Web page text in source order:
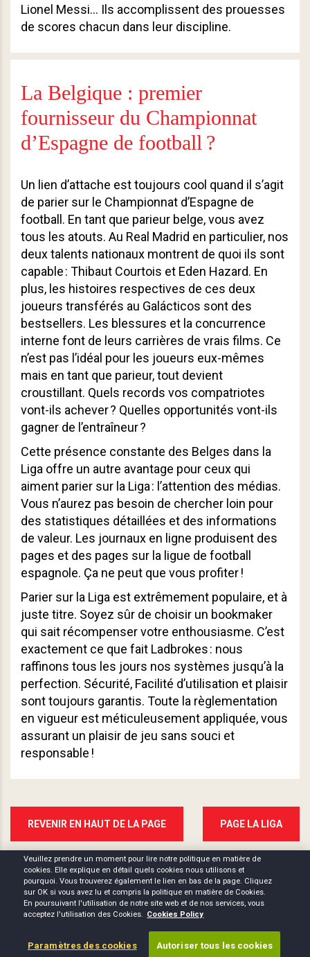
Lionel Messi… Ils accomplissent des prouesses
de scores chacun dans leur discipline.
La Belgique : premier
fournisseur du Championnat
d’Espagne de football ?
Un lien d’attache est toujours cool quand il s’agit
de parier sur le Championnat d’Espagne de
football. En tant que parieur belge, vous avez
tous les atouts. Au Real Madrid en particulier, nos
deux talents nationaux montrent de quoi ils sont
capable : Thibaut Courtois et Eden Hazard. En
plus, les histoires respectives de ces deux
joueurs transférés au Galácticos sont des
bestsellers. Les blessures et la concurrence
interne font de leurs carrières de vrais films. Ce
n’est pas l’idéal pour les joueurs eux-mêmes
mais en tant que parieur, tout devient
croustillant. Quels records vos compatriotes
vont-ils achever ? Quelles opportunités vont-ils
gagner de l’entraîneur ?
Cette présence constante des Belges dans la
Liga offre un autre avantage pour ceux qui
aiment parier sur la Liga : l’attention des médias.
Vous n’aurez pas besoin de chercher loin pour
des statistiques détaillées et des informations
de valeur. Les journaux en ligne produisent des
pages et des pages sur la ligue de football
espagnole. Ça ne peut que vous profiter !
Parier sur la Liga est extrêmement populaire, et à
juste titre. Soyez sûr de choisir un bookmaker
qui sait récompenser votre enthousiasme. C’est
exactement ce que fait Ladbrokes : nous
raffinons tous les jours nos systèmes jusqu’à la
perfection. Sécurité, Facilité d’utilisation et plaisir
sont toujours garantis. Toute la règlementation
en vigueur est méticuleusement appliquée, vous
assurant un plaisir de jeu sans souci et
responsable !
REVENIR EN HAUT DE LA PAGE PAGE LA LIGA
Veuillez prendre un moment pour lire notre politique en matière de
cookies. Elle explique en détail quels cookies nous utilisons et
pourquoi. Vous trouverez également le lien en bas de la page. Cliquez
sur OK si vous avez lu et compris la politique en matière de Cookies.
En poursuivant l'utilisation de notre site web et de nos services, vous
acceptez l'utilisation des Cookies. Cookies Policy
Paramètres des cookies Autoriser tous les cookies